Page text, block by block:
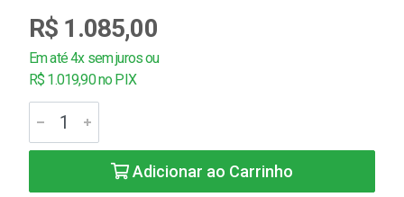
R$ 1.085,00
Em até 4x sem juros ou
R$ 1.019,90 no PIX
Adicionar ao Carrinho